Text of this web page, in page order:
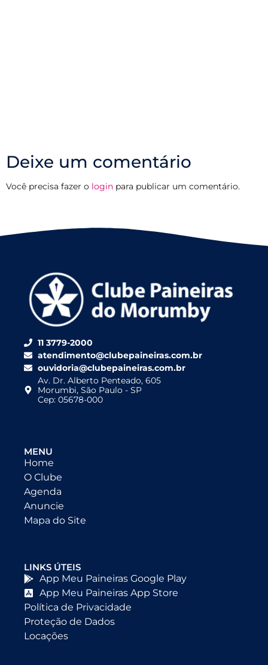
Deixe um comentário
Você precisa fazer o login para publicar um comentário.
11 3779-2000
atendimento@clubepaineiras.com.br
ouvidoria@clubepaineiras.com.br
Av. Dr. Alberto Penteado, 605
Morumbi, São Paulo - SP
Cep: 05678-000
MENU
Home
O Clube
Agenda
Anuncie
Mapa do Site
LINKS ÚTEIS
App Meu Paineiras Google Play
App Meu Paineiras App Store
Política de Privacidade
Proteção de Dados
Locações